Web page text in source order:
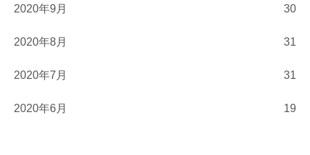
2020年9月 30
2020年8月 31
2020年7月 31
2020年6月 19